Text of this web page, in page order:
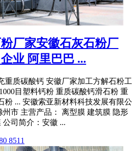
厂家安徽石灰石粉厂
业 阿里巴巴 ...
重质碳酸钙 安徽厂家加工方解石粉工
目塑料钙粉 重质碳酸钙滑石粉 重
粉 ... 安徽索亚新材料科技发展有限公
州市 主营产品： 离型膜 建筑膜 隐形
司简介：安徽 ...
8511